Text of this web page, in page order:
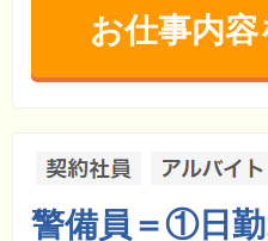
お仕事内容
警備員＝①日